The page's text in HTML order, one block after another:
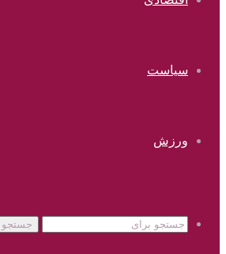
سیاست
ورزش
جستجو